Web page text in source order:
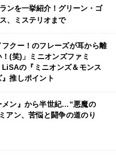
ンを一挙紹介！グリーン・ゴ
、ミステリオまで
フクー！のフレーズが耳から離
(笑)」ミニオンズファミ
LiSAの『ミニオンズ＆モンス
』推しポイント
メン』から半世紀…“悪魔の
アン、苦悩と闘争の道のり